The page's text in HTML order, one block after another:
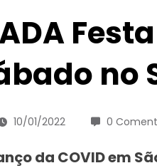
no
10/01/2022 0
da COVID em